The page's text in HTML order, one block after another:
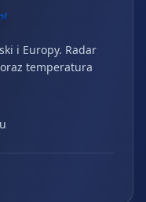
i Europy. Radar
temperatura